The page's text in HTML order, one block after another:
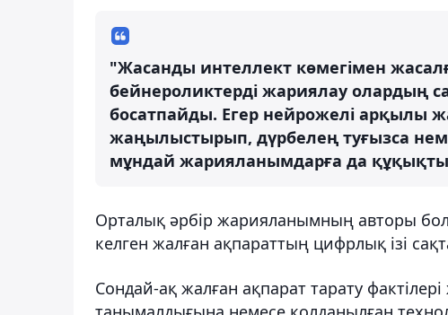
"Жасанды интеллект көмегімен
бейнероликтерді жариялау олардың
босатпайды. Егер нейрожелі арқылы
жаңылыстырып, дүрбелең туғызса
мұндай жарияланымдарға да
Орталық әрбір жарияланымның авторы
келген жалған ақпараттың цифрлық ізі
Сондай-ақ жалған ақпарат тарату